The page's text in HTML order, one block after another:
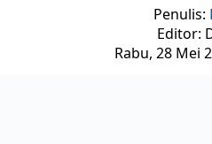
Penulis:
Editor:
Rabu, 28 Mei